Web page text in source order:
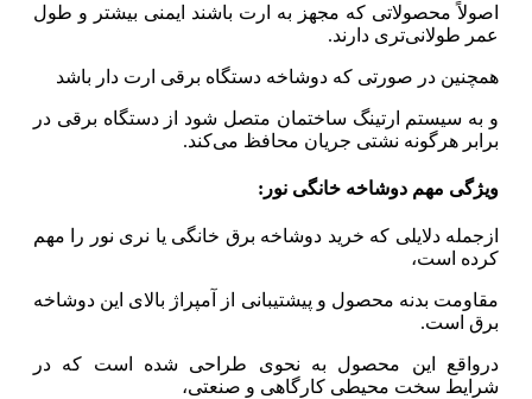
اصولاً محصولاتی که مجهز به ارت باشند ایمنی بیشتر و طول
عمر طولانی‌تری دارند.
همچنین در صورتی که دوشاخه دستگاه برقی ارت دار باشد
و به سیستم ارتینگ ساختمان متصل شود از دستگاه برقی در
برابر هرگونه نشتی جریان محافظ می‌کند.
ویژگی مهم دوشاخه خانگی نور:
ازجمله دلایلی که خرید دوشاخه‌ برق خانگی یا نری نور را مهم
کرده است،
مقاومت بدنه محصول و پیشتیبانی از آمپراژ بالای این دوشاخه
برق است.
درواقع این محصول به نحوی طراحی شده است که در
شرایط سخت محیطی کارگاهی و صنعتی،